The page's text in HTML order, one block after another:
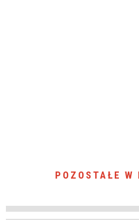
POZOSTAŁE W